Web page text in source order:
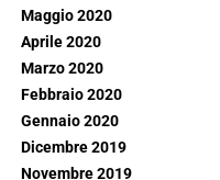
Maggio 2020
Aprile 2020
Marzo 2020
Febbraio 2020
Gennaio 2020
Dicembre 2019
Novembre 2019